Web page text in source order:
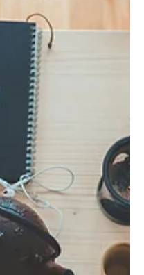
när du ska
företag dig? Det var en fråga
en gång för alla.